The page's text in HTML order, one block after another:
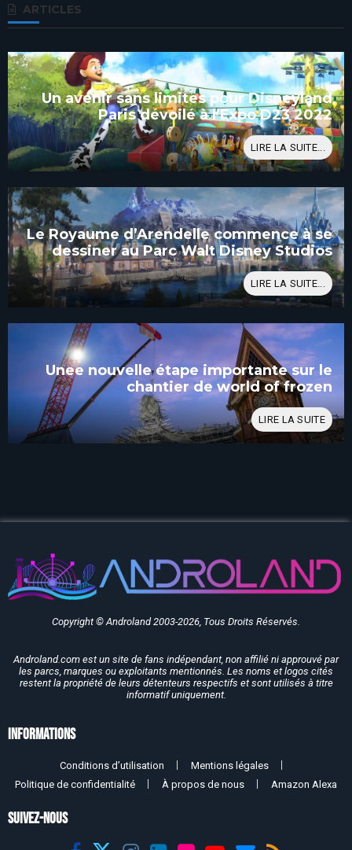
ARTICLES
Un avenir sans limites pour Disneyland
Paris dévoilé à l’Expo D23 2022
LIRE LA SUITE...
Le Royaume d’Arendelle commence à se
dessiner au Parc Walt Disney Studios
LIRE LA SUITE...
Unee nouvelle étape importante sur le
chantier de world of frozen
LIRE LA SUITE
Copyright © Androland 2003-2026, Tous Droits Réservés.
Androland.com est un site de fans indépendant, non affilié ni approuvé par
les parcs, marques ou exploitants mentionnés. Les noms et logos cités
restent la propriété de leurs détenteurs respectifs et sont utilisés à titre
informatif uniquement.
Informations
Conditions d’utilisation
Mentions légales
Politique de confidentialité
À propos de nous Amazon Alexa
SUIVEZ-NOUS